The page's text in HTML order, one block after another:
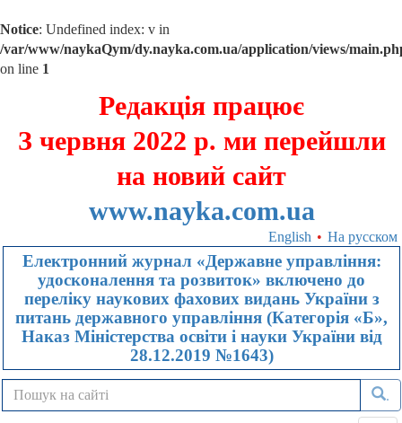
Notice: Undefined index: v in
/var/www/naykaQym/dy.nayka.com.ua/application/views/
on line 1
Редакція працює
З червня 2022 р. ми перейшли
на новий сайт
www.nayka.com.ua
English • На русском
Електронний журнал «Державне управління:
удосконалення та розвиток» включено до
переліку наукових фахових видань України з
питань державного управління (Категорія «Б»,
Наказ Міністерства освіти і науки України від
28.12.2019 №1643)